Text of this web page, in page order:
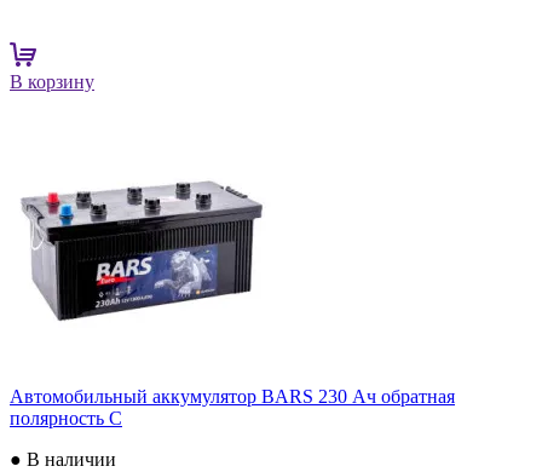
В корзину
Автомобильный аккумулятор BARS 230 Ач обратная
полярность C
● В наличии